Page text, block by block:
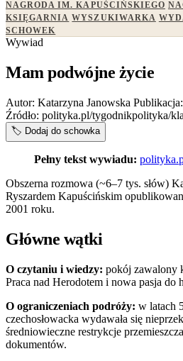
NAGRODA IM. KAPUŚCIŃSKIEGO
KSIĘGARNIA WYSZUKIWARKA
SCHOWEK
Wywiad
Mam podwójne życie
Autor: Katarzyna Janowska Publikacja:
Źródło: polityka.pl/tygodnikpolityka/
🏷️ Dodaj do schowka
Pełny tekst wywiadu:
Obszerna rozmowa (~6–7 tys. słów)
Ryszardem Kapuścińskim
2001 roku.
Główne wątki
O czytaniu i wiedzy: pokój zawalony
Praca nad Herodotem i nowa pasja do
O ograniczeniach podróży: w latach
czechosłowacka wydawała się
średniowieczne restrykcje
dokumentów.